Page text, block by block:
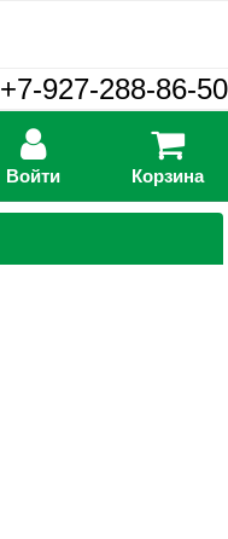
+7-927-288-86-50
Войти Корзина